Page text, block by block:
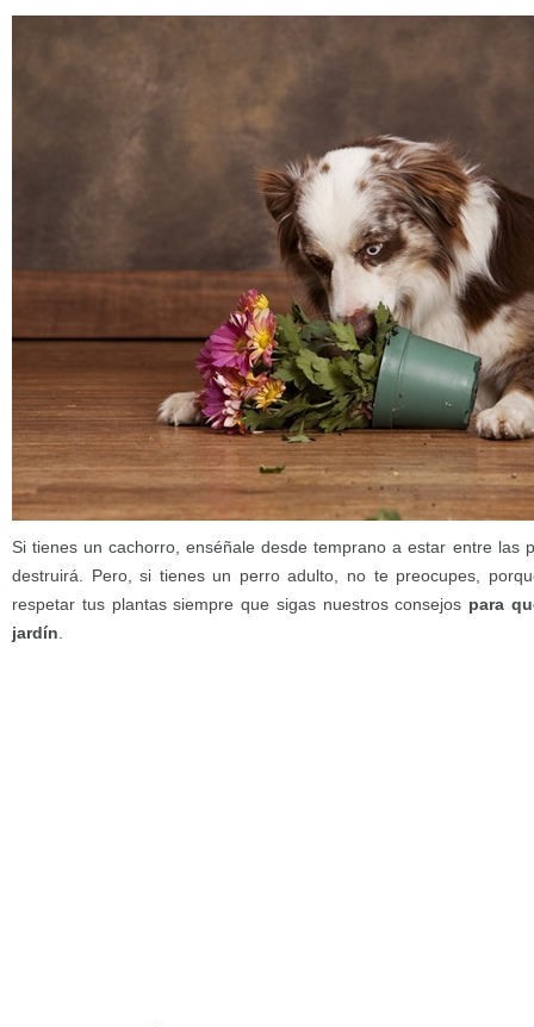
Si tienes un cachorro, enséñale desde temprano a estar entre las
destruirá. Pero, si tienes un perro adulto, no te preocupes,
respetar tus plantas siempre que sigas nuestros consejos para
jardín